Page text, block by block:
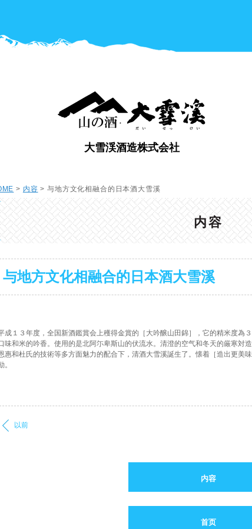
大雪渓酒造株式会社
> 内容 > 与地方文化相融合的日本酒大雪溪
内容
与地方文化相融合的日本酒大雪溪
成１３年度，全国新酒鑑賞会上穫得金賞的［大吟醸山田錦］，它的精米度為
味和米的吟香。使用的是北阿尓卑斯山的伏流水。清澄的空气和冬天的厳寒対
惠和杜氏的技術等多方面魅力的配合下，清酒大雪溪誕生了。懐着［造出更美
。
以前
内容
首页